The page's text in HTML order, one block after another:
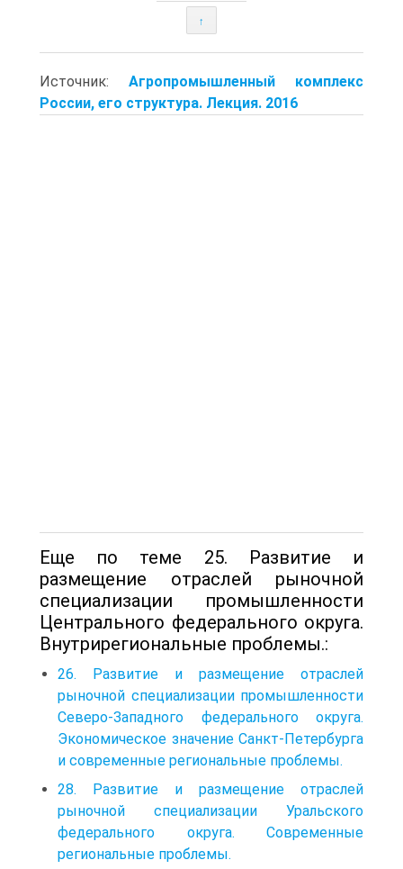
↑
Источник: Агропромышленный комплекс
России, его структура. Лекция. 2016
Еще по теме 25. Развитие и
размещение отраслей рыночной
специализации промышленности
Центрального федерального округа.
Внутрирегиональные проблемы.:
26. Развитие и размещение отраслей
рыночной специализации промышленности
Северо-Западного федерального округа.
Экономическое значение Санкт-Петербурга
и современные региональные проблемы.
28. Развитие и размещение отраслей
рыночной специализации Уральского
федерального округа. Современные
региональные проблемы.